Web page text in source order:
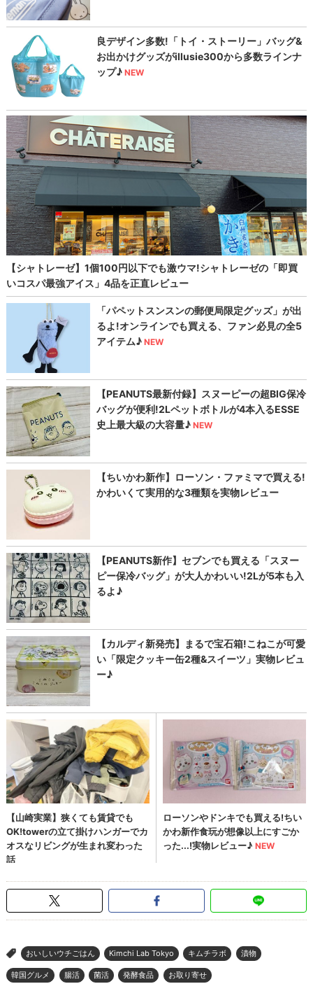
> おいしいウチごはん Kimchi Lab Tokyo キムチラボ 漬物
韓国グルメ 腸活 菌活 発酵食品 お取り寄せ